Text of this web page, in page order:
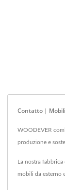
Contatto | Mobili
WOODEVER
produzione e
La nostra
mobili da esterno